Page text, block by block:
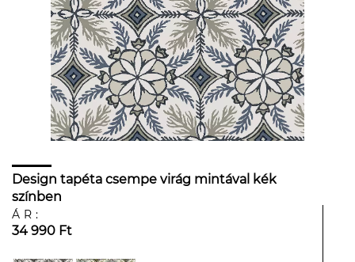
Design tapéta csempe virág mintával kék
színben
ÁR:
34 990 Ft